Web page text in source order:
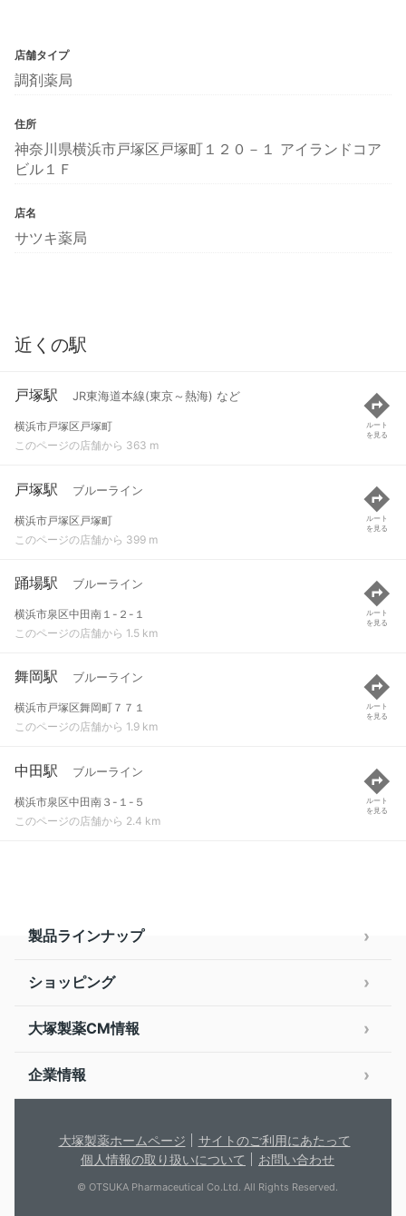
店舗タイプ
調剤薬局
住所
神奈川県横浜市戸塚区戸塚町１２０－１ アイランドコア
ビル１Ｆ
店名
サツキ薬局
近くの駅
戸塚駅 JR東海道本線(東京～熱海) など
横浜市戸塚区戸塚町
このページの店舗から 363 m
ルート
を見る
戸塚駅 ブルーライン
横浜市戸塚区戸塚町
このページの店舗から 399 m
ルート
を見る
踊場駅 ブルーライン
横浜市泉区中田南１-２-１
このページの店舗から 1.5 km
ルート
を見る
舞岡駅 ブルーライン
横浜市戸塚区舞岡町７７１
このページの店舗から 1.9 km
ルート
を見る
中田駅 ブルーライン
横浜市泉区中田南３-１-５
このページの店舗から 2.4 km
ルート
を見る
製品ラインナップ
ショッピング
大塚製薬CM情報
企業情報
大塚製薬ホームページ
サイトのご利用にあたって
個人情報の取り扱いについて
お問い合わせ
© OTSUKA Pharmaceutical Co.Ltd. All Rights Reserved.